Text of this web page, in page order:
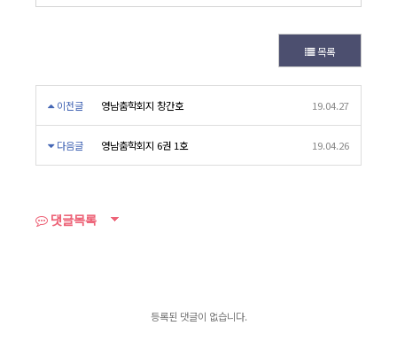
목록
이전글 영남춤학회지 창간호 19.04.27
다음글 영남춤학회지 6권 1호 19.04.26
댓글목록
등록된 댓글이 없습니다.